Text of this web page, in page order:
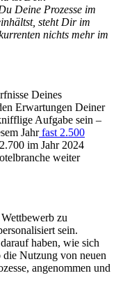
Deine Prozesse im
steht Dir im
nichts mehr im
Deines
Erwartungen Deiner
Aufgabe sein –
Jahrfast 2.500
im Jahr 2024
weiter
zu
sein.
haben, wie sich
Nutzung von neuen
angenommen und